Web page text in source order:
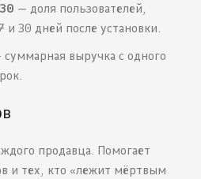
— доля пользователей,
и 30 дней после установки.
суммарная выручка с одного
продавца. Помогает
и тех, кто «лежит мёртвым